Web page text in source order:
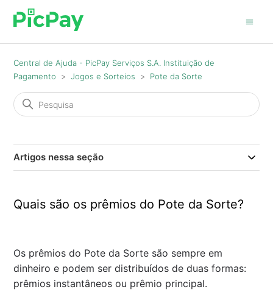
Central de Ajuda - PicPay Serviços S.A. Instituição de
Pagamento
Jogos e Sorteios Pote da Sorte
Artigos nessa seção
Quais são os prêmios do Pote da Sorte?
Os prêmios do Pote da Sorte são sempre em
dinheiro e podem ser distribuídos de duas formas:
prêmios instantâneos ou prêmio principal.